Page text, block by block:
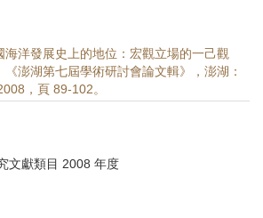
海洋發展史上的地位：宏觀立場的一己觀
澎湖第七屆學術研討會論文輯》，澎湖：
，頁 89-102。
文獻類目 2008 年度